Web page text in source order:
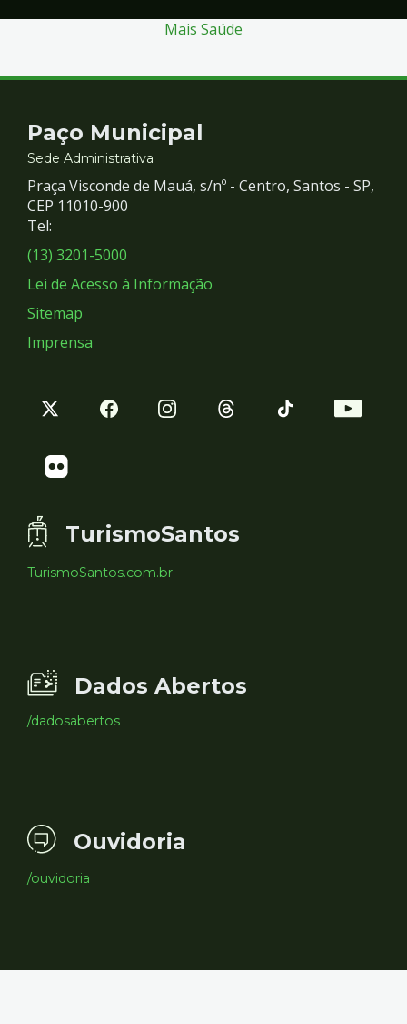
Mais Saúde
Contato
e
Redes
Sociais
Paço Municipal
Sede Administrativa
Praça Visconde de Mauá, s/nº - Centro, Santos - SP,
CEP 11010-900
Tel:
(13) 3201-5000
Lei de Acesso à Informação
Sitemap
Imprensa
TurismoSantos
TurismoSantos.com.br
Dados Abertos
/dadosabertos
Ouvidoria
/ouvidoria